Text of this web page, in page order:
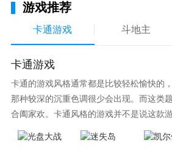
游戏推荐
卡通游戏 斗地主
卡通游戏
卡通的游戏风格通常都是比较轻松愉快的
那种较深的沉重色调很少会出现。而这类
合阖家欢。卡通风格的游戏并不是说这款
子玩，因为很多游戏厂商会故意把游戏中